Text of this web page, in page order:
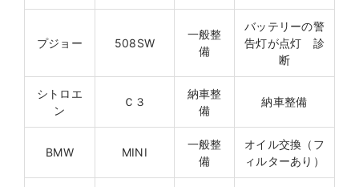
プジョー 508SW
一般整
備
バッテリーの警
告灯が点灯 診
断
シトロエ
ン
Ｃ３
納車整
備
納車整備
BMW MINI
一般整
備
オイル交換（フ
ィルターあり）